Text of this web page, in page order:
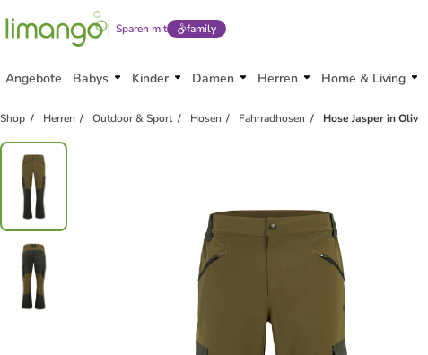
Sparen mit family
Angebote Babys Kinder Damen Herren Home & Living
Shop Herren Outdoor & Sport Hosen Fahrradhosen Hose Jasper in Oliv